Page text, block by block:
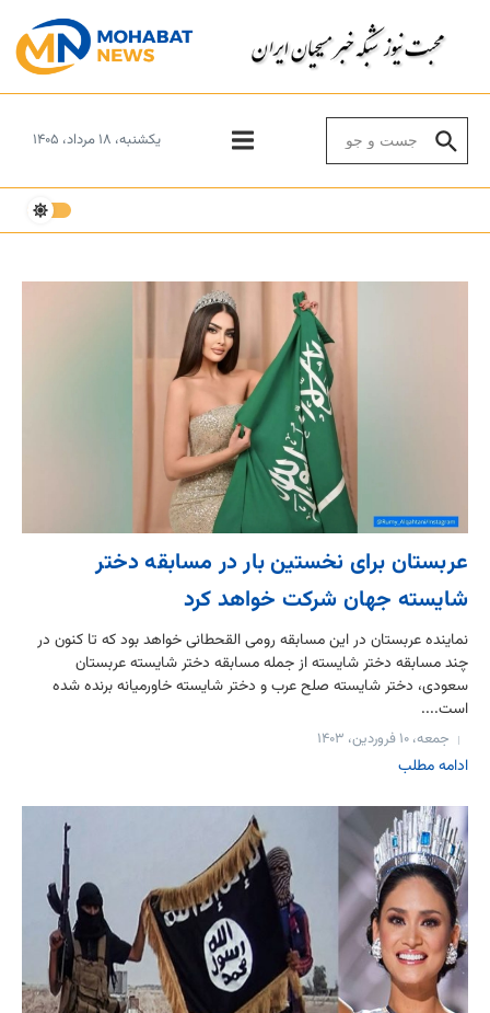
یکشنبه، ۱۸ مرداد، ۱۴۰۵
عربستان‌ برای نخستین بار در مسابقه دختر
شایسته جهان شرکت خواهد کرد
نماینده عربستان در این مسابقه رومی القحطانی خواهد بود که تا کنون در
چند مسابقه دختر شایسته از جمله مسابقه دختر شایسته عربستان
سعودی، دختر شایسته صلح عرب و دختر شایسته خاورمیانه برنده شده
است....
جمعه، ۱۰ فروردین، ۱۴۰۳
ادامه مطلب